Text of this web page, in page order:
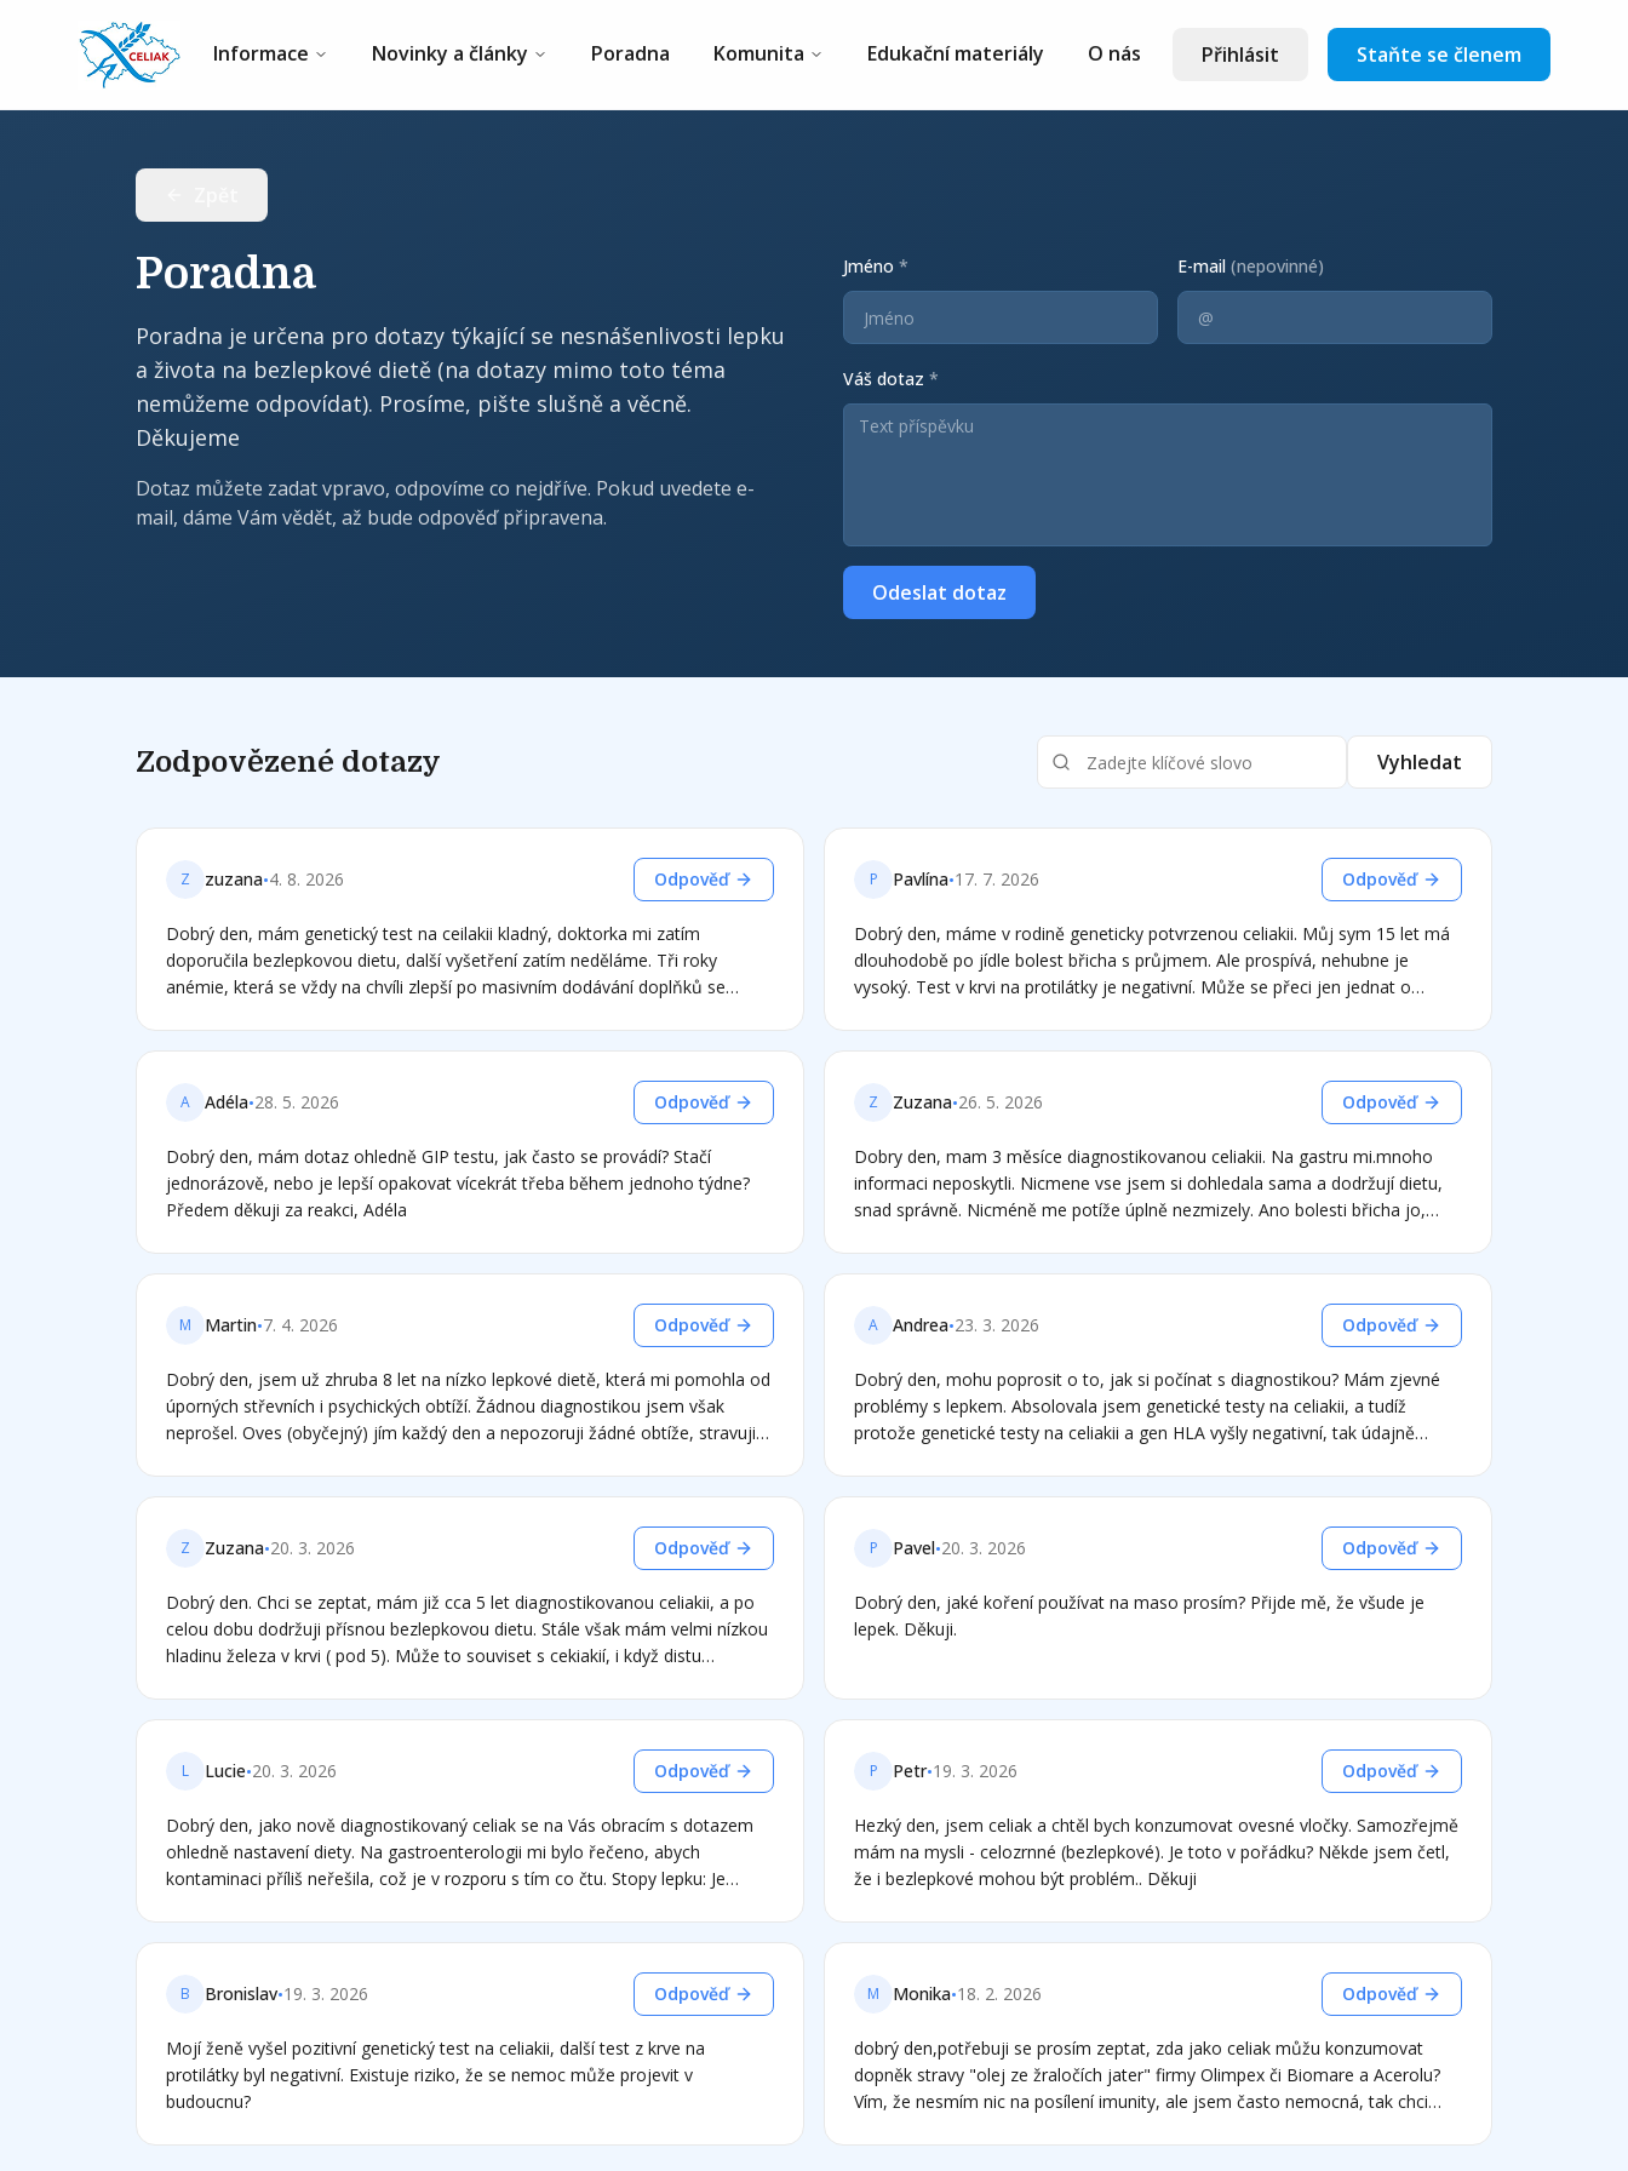
Informace Novinky a články Poradna Komunita Edukační materiály O nás Přihlásit Staňte se členem
Poradna
Poradna je určena pro dotazy týkající se nesnášenlivosti lepku
a života na bezlepkové dietě (na dotazy mimo toto téma
nemůžeme odpovídat). Prosíme, pište slušně a věcně.
Děkujeme
Dotaz můžete zadat vpravo, odpovíme co nejdříve. Pokud uvedete e-
mail, dáme Vám vědět, až bude odpověď připravena.
Jméno * E-mail (nepovinné)
Váš dotaz *
Odeslat dotaz
Zodpovězené dotazy Vyhledat
Z zuzana•4. 8. 2026 Odpověď
Dobrý den, mám genetický test na ceilakii kladný, doktorka mi zatím
doporučila bezlepkovou dietu, další vyšetření zatím neděláme. Tři roky
anémie, která se vždy na chvíli zlepší po masivním dodávání doplňků se
lékárny jsem snášela špatně. Myslíte, že mohu měsíc floradix užívat, doplnit
železo, a pak pokračovat s přísnou dietou? A též jsem se chtěla zeptat, když
vynecháme biopsii, zda na potvrzení ceilakie je vhodné kromě genet. testu
provést i test na přítomnost protilátek či ještě nějaký test? Moc děkuji a díky
za vaše stránky, které mi velmi pomáhají. zdravím s vděčností
P Pavlína•17. 7. 2026 Odpověď
Dobrý den, máme v rodině geneticky potvrzenou celiakii. Můj sym 15 let má
dlouhodobě po jídle bolest břicha s průjmem. Ale prospívá, nehubne je
vysoký. Test v krvi na protilátky je negativní. Může se přeci jen jednat o
A Adéla•28. 5. 2026 Odpověď
Dobrý den, mám dotaz ohledně GIP testu, jak často se provádí? Stačí
jednorázově, nebo je lepší opakovat vícekrát třeba během jednoho týdne?
Předem děkuji za reakci, Adéla
Z Zuzana•26. 5. 2026 Odpověď
Dobry den, mam 3 měsíce diagnostikovanou celiakii. Na gastru mi.mnoho
informaci neposkytli. Nicmene vse jsem si dohledala sama a dodržují dietu,
snad správně. Nicméně me potíže úplně nezmizely. Ano bolesti břicha jo,
to neměla. Dekuji
M Martin•7. 4. 2026 Odpověď
Dobrý den, jsem už zhruba 8 let na nízko lepkové dietě, která mi pomohla od
úporných střevních i psychických obtíží. Žádnou diagnostikou jsem však
neprošel. Oves (obyčejný) jím každý den a nepozoruji žádné obtíže, stravuji
vyšetření. Taková představa mě děsí, bylo by pro mě obtížné fungovat. Co
riskuji když jen sleduji symptomy? Jaké mám další možnosti? Genetika? Moc
děkuji za Váš čas.
A Andrea•23. 3. 2026 Odpověď
Dobrý den, mohu poprosit o to, jak si počínat s diagnostikou? Mám zjevné
problémy s lepkem. Absolovala jsem genetické testy na celiakii, a tudíž
protože genetické testy na celiakii a gen HLA vyšly negativní, tak údajně
bezlepkový oves, který ale pak mi tytéž problémy dělal také. Nyní jsem na
úplně bezlepkové dietě a cítím se dobře. Nicméně jsem chtěla jít na
gastroskopii a bylo mi řečeno, že to již nejde. Opravdu stačí, že jsem nejedla
lepek měsíc a už to nepůjde? Jinak protilátky proti TG a DGP mám negativní,
ale sIgE/A proti Lepku vyšly lehce pozitivní. Děkuji moc.
Z Zuzana•20. 3. 2026 Odpověď
Dobrý den. Chci se zeptat, mám již cca 5 let diagnostikovanou celiakii, a po
celou dobu dodržuji přísnou bezlepkovou dietu. Stále však mám velmi nízkou
hladinu železa v krvi ( pod 5). Může to souviset s cekiakií, i když distu
se slinivka vyléčí ( vzhledem k tomu, že celiakie je onemocnění celoživotní) ?
P Pavel•20. 3. 2026 Odpověď
Dobrý den, jaké koření používat na maso prosím? Přijde mě, že všude je
lepek. Děkuji.
L Lucie•20. 3. 2026 Odpověď
Dobrý den, jako nově diagnostikovaný celiak se na Vás obracím s dotazem
ohledně nastavení diety. Na gastroenterologii mi bylo řečeno, abych
kontaminaci příliš neřešila, což je v rozporu s tím co čtu. Stopy lepku: Je
střeva? Děkuji.
P Petr•19. 3. 2026 Odpověď
Hezký den, jsem celiak a chtěl bych konzumovat ovesné vločky. Samozřejmě
mám na mysli - celozrnné (bezlepkové). Je toto v pořádku? Někde jsem četl,
že i bezlepkové mohou být problém.. Děkuji
B Bronislav•19. 3. 2026 Odpověď
Mojí ženě vyšel pozitivní genetický test na celiakii, další test z krve na
protilátky byl negativní. Existuje riziko, že se nemoc může projevit v
budoucnu?
M Monika•18. 2. 2026 Odpověď
dobrý den,potřebuji se prosím zeptat, zda jako celiak můžu konzumovat
dopněk stravy "olej ze žraločích jater" firmy Olimpex či Biomare a Acerolu?
Vím, že nesmím nic na posílení imunity, ale jsem často nemocná, tak chci